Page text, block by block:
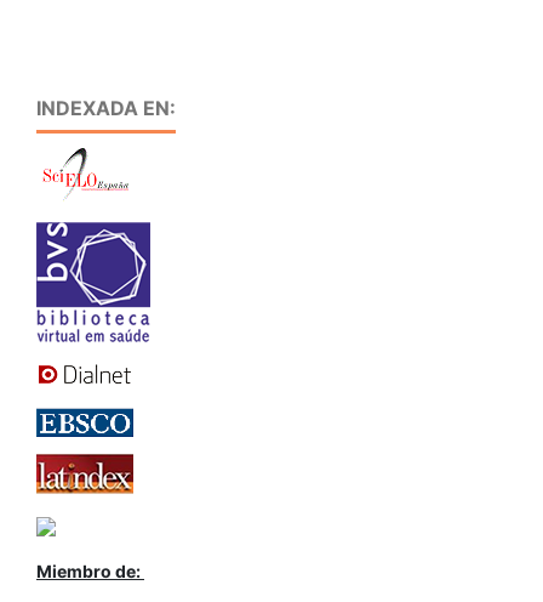
INDEXADA EN:
Miembro de: